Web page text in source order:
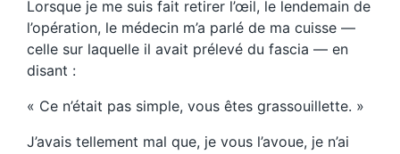
Lorsque je me suis fait retirer l’œil, le lendemain de
l’opération, le médecin m’a parlé de ma cuisse —
celle sur laquelle il avait prélevé du fascia — en
disant :
« Ce n’était pas simple, vous êtes grassouillette. »
J’avais tellement mal que, je vous l’avoue, je n’ai